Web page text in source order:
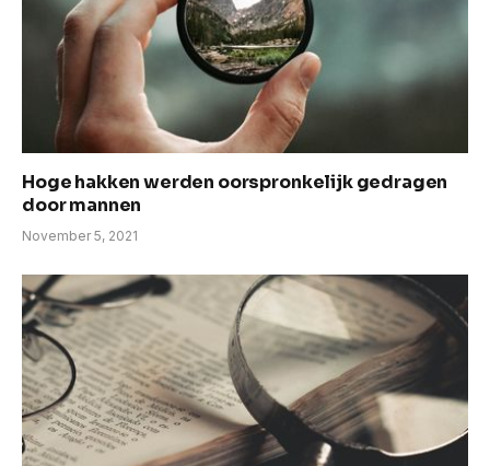
Hoge hakken werden oorspronkelijk gedragen
door mannen
November 5, 2021